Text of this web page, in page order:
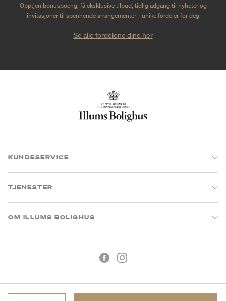
Opptjen bonuspoeng, få eksklusive tilbud, tidlig adgang til nyheter og
invitasjoner til spennende arrangementer - unike fordeler for deg
Se alle fordelene dine her
KUNDESERVICE
TJENESTER
OM ILLUMS BOLIGHUS